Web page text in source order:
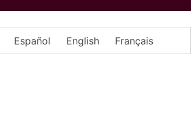
Español English Français